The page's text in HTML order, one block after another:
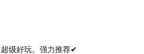
级好玩。强力推荐✔